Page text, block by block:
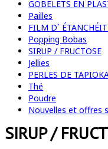
GOBELETS EN
Pailles
FILM D`
Popping Bobas
SIRUP / FRUCTOSE
Jellies
PERLES DE
Thé
Poudre
Nouvelles et offres
SIRUP /